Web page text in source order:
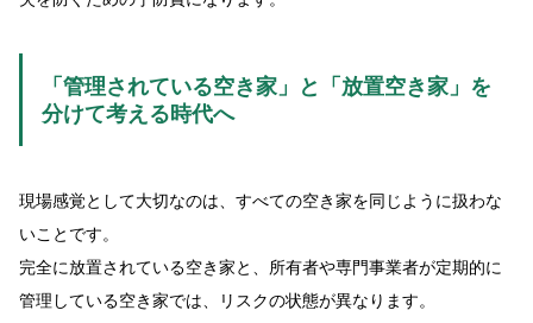
「管理されている空き家」と「放置空き家」を
分けて考える時代へ
現場感覚として大切なのは、すべての空き家を同じように扱わな
いことです。
完全に放置されている空き家と、所有者や専門事業者が定期的に
管理している空き家では、リスクの状態が異なります。